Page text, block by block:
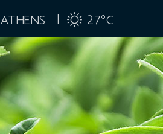
ATHENS | 27°C